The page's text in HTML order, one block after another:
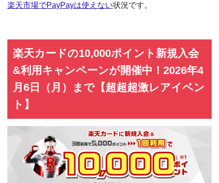
楽天市場でPayPayは使えない状況です。
楽天カードの10,000ポイント新規入会
&利用キャンペーンが開催中！2026年4
月6日（月）まで【超超超激レアイベン
ト】